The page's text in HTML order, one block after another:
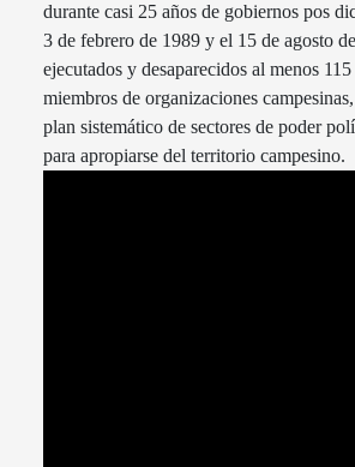
durante casi 25 años de gobiernos pos
3 de febrero de 1989 y el 15 de agosto
ejecutados y desaparecidos al menos
miembros de organizaciones
plan sistemático de sectores de poder
para apropiarse del territorio campesino.